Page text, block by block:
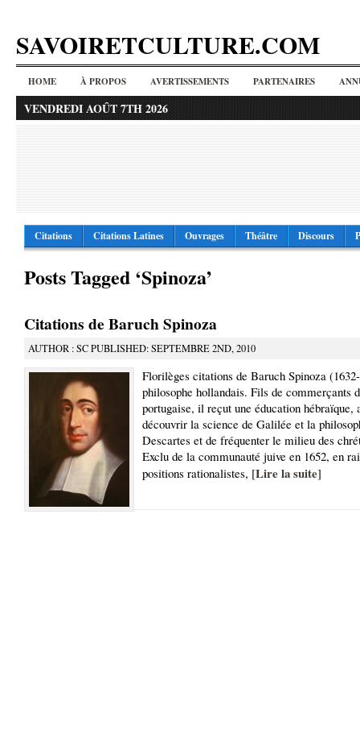
SAVOIRETCULTURE.COM
HOME À PROPOS AVERTISSEMENTS PARTENAIRES
VENDREDI AOÛT 7TH 2026
Citations Citations Latines Ouvrages Théâtre Discours
Posts Tagged ‘Spinoza’
Citations de Baruch Spinoza
AUTHOR : SC PUBLISHED: SEPTEMBRE 2ND, 2010
Florilèges citations de Baruch Spinoza
philosophe hollandais. Fils de commerçants
portugaise, il reçut une éducation hébraïque,
découvrir la science de Galilée et la
Descartes et de fréquenter le milieu des
Exclu de la communauté juive en 1652, en
positions rationalistes, [Lire la suite]